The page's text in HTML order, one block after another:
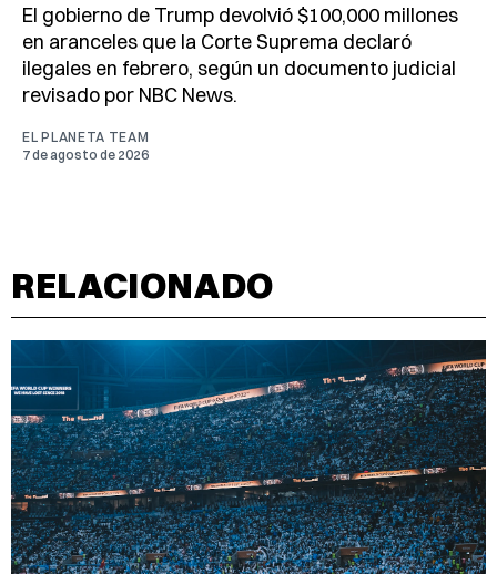
El gobierno de Trump devolvió $100,000 millones
en aranceles que la Corte Suprema declaró
ilegales en febrero, según un documento judicial
revisado por NBC News.
EL PLANETA TEAM
7 de agosto de 2026
RELACIONADO